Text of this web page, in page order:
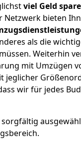
viel Geld
Netzwerk bieten
als die
Weiterhin
mit Umzügen
jeglicher
wir für jedes